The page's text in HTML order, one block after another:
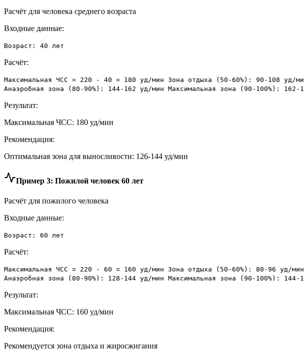
Расчёт для человека среднего возраста
Входные данные:
Возраст: 40 лет
Расчёт:
Максимальная ЧСС = 220 - 40 = 180 уд/мин Зона отдыха (50-60%): 90-108 уд/
Анаэробная зона (80-90%): 144-162 уд/мин Максимальная зона (90-100%): 162-
Результат:
Максимальная ЧСС: 180 уд/мин
Рекомендация:
Оптимальная зона для выносливости: 126-144 уд/мин
Пример 3: Пожилой человек 60 лет
Расчёт для пожилого человека
Входные данные:
Возраст: 60 лет
Расчёт:
Максимальная ЧСС = 220 - 60 = 160 уд/мин Зона отдыха (50-60%): 80-96 уд/
Анаэробная зона (80-90%): 128-144 уд/мин Максимальная зона (90-100%): 144-
Результат:
Максимальная ЧСС: 160 уд/мин
Рекомендация:
Рекомендуется зона отдыха и жиросжигания